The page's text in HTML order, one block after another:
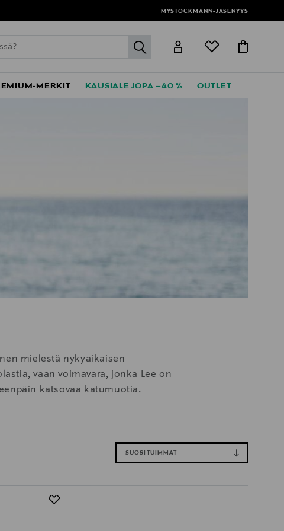
MYSTOCKMANN-JÄSENYYS
label.header.go
MERKIT KAUSIALE JOPA –40 % OUTLET
mielestä nykyaikaisen
vaan voimavara, jonka Lee on
katsovaa katumuotia.
SUOSITUIMMAT